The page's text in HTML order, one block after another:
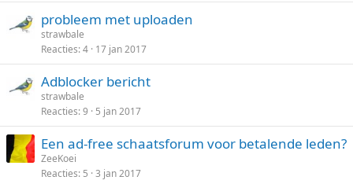
probleem met uploaden
strawbale
Reacties 4 17 jan 2017
Adblocker bericht
strawbale
Reacties 9 5 jan 2017
Een ad-free schaatsforum voor betalende leden?
ZeeKoei
Reacties 5 3 jan 2017